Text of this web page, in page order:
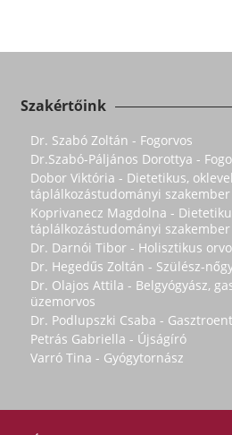
Szakértőink
Dr. Szabó Zoltán - Fogorvos
Dr.Szabó-Páljános Dorottya -
Dobor Viktória - Dietetikus,
táplálkozástudományi szakember
Koprivanecz Magdolna -
táplálkozástudományi szakember
Dr. Darnói Tibor - Holisztikus
Dr. Hegedűs Zoltán - Szülész-
Dr. Olajos Attila - Belgyógyász,
üzemorvos
Dr. Podlupszki Csaba -
Petrás Gabriella - Újságíró
Varró Tina - Gyógytornász